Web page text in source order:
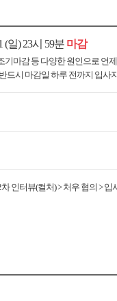
(일) 23시 59분 마감
기마감 등 다양한 원인으로 언
드시 마감일 하루 전까지 입사
인터뷰(컬처) > 처우 협의 > 입